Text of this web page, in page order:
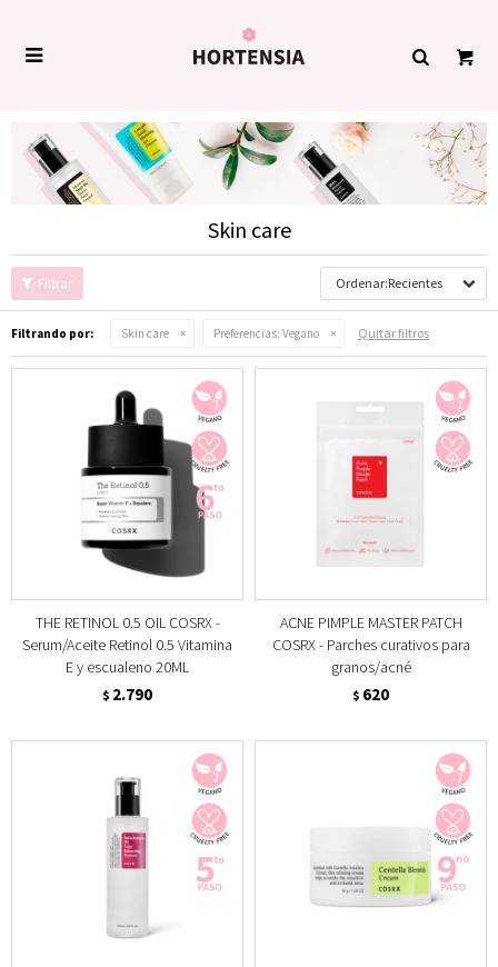

Skin care
Recientes
Filtrando por: Skin care Preferencias: Vegano Quitar filtros
THE RETINOL 0.5 OIL COSRX -
Serum/Aceite Retinol 0.5 Vitamina
E y escualeno 20ML
$ 2.790
ACNE PIMPLE MASTER PATCH
COSRX - Parches curativos para
granos/acné
$ 620